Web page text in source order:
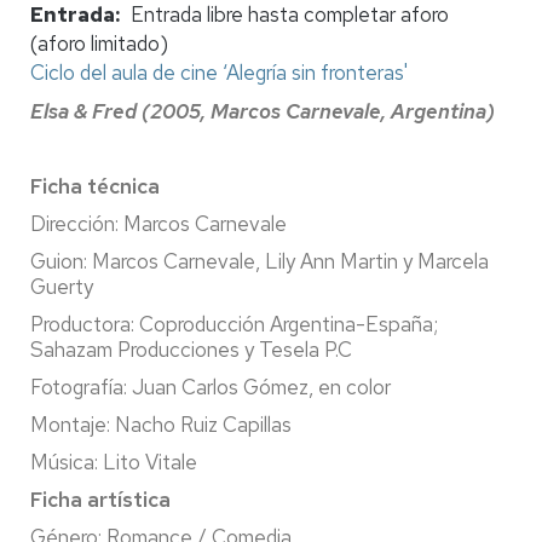
Entrada
Entrada libre hasta completar aforo
(aforo limitado)
Ciclo del aula de cine ‘Alegría sin fronteras'
Elsa & Fred (2005, Marcos Carnevale, Argentina)
Ficha técnica
Dirección: Marcos Carnevale
Guion: Marcos Carnevale, Lily Ann Martin y Marcela
Guerty
Productora: Coproducción Argentina-España;
Sahazam Producciones y Tesela P.C
Fotografía: Juan Carlos Gómez, en color
Montaje: Nacho Ruiz Capillas
Música: Lito Vitale
Ficha artística